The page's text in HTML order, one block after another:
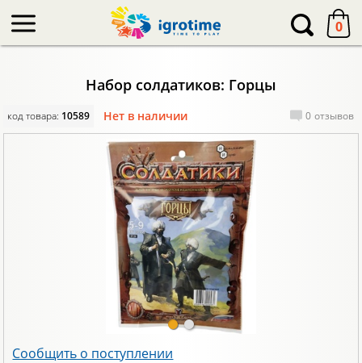
0
Набор солдатиков: Горцы
код товара: 10589 Нет в наличии 0 отзывов
Сообщить о поступлении